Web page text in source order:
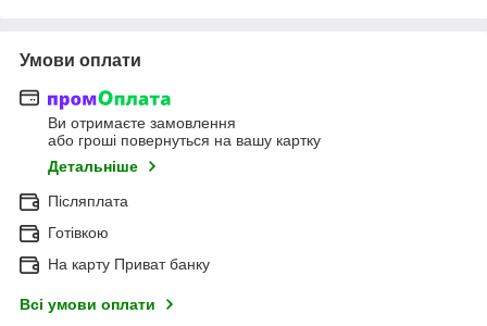
Умови оплати
Ви отримаєте замовлення
або гроші повернуться на вашу картку
Детальніше
Післяплата
Готівкою
На карту Приват банку
Всі умови оплати